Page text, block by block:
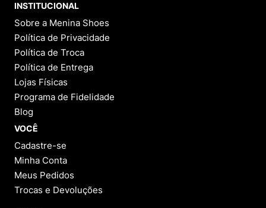
INSTITUCIONAL
Sobre a Menina Shoes
Política de Privacidade
Política de Troca
Política de Entrega
Lojas Físicas
Programa de Fidelidade
Blog
VOCÊ
Cadastre-se
Minha Conta
Meus Pedidos
Trocas e Devoluções